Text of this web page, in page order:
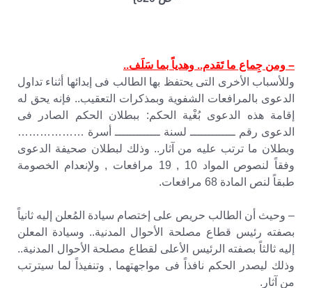
– ومن جِماع ما تَقدم.. وهدياً بما سَلَف..
وللأسباب الأخرى التى يحتفظ بها الطالب فى إبدائها أثناء تداول
الدعوى بالمرافعات الشفوية وبمذكرات التعقيب.. فإنه يحق له
إقامة هذه الدعوى بُغْية الحكم: ببطلان الحكم الصادر فى
الدعوى رقم ـــــــــــــ لسنة ـــــــــــــ أسرة ………………
وبطلان ما ترتب عليه من آثار.. وذلك لبطلان صحيفة الدعوى
وفقاً لنصوص المواد 10 , 19 مرافعات , ولإنعدام الخصومة
طبقاً لنص المادة 68 مرافعات.
– وحيث أن الطالب حريص على إختصام سيادة المُعلن إليه ثانياً
بصفته رئيس قطاع مصلحة الأحوال المدنية.. وسيادة المعلن
إليه ثالثاً بصفته الرئيس الأعلى لقطاع مصلحة الأحوال المدنية..
وذلك ليصدر الحكم نافذاً فى مواجهتهما , وتنفيذاً لما سيترتب
من آثار.